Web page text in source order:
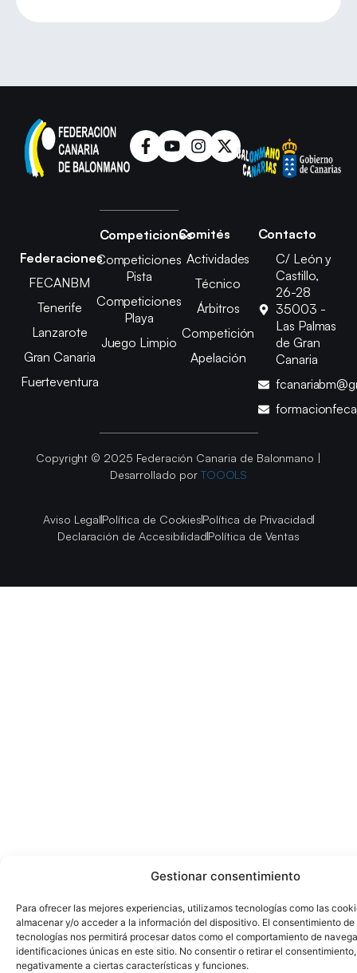
Gestionar consentimiento
Para ofrecer las mejores experiencias, utilizamos tecnologías como las
almacenar y/o acceder a la información del dispositivo. El consentimiento de
tecnologías nos permitirá procesar datos como el comportamiento de
identificaciones únicas en este sitio. No consentir o retirar el
negativamente a ciertas características y funciones.
Federaciones
FECANBM
Tenerife
Lanzarote
Gran Canaria
Fuerteventura
Competiciones
Competiciones
Pista
Competiciones
Playa
Juego Limpio
Comités
Actividades
Técnico
Árbitros
Competición
Apelación
Contacto
C/ León y
Castillo,
26-28
35003 -
Las Palmas
de Gran
Canaria
Copyright © 2025 Federación Canaria de Balonmano |
Desarrollado por TOOOLS
Aviso LegalPolítica de CookiesPolítica de Privacidad
Declaración de AccesibilidadPolítica de Ventas